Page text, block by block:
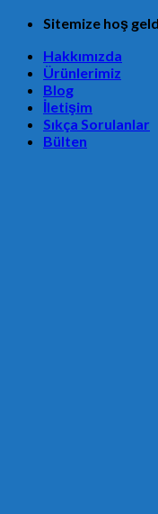
Skip
content
Sitemize hoş
Hakkımızda
Ürünlerimiz
Blog
İletişim
Sıkça Sorulanlar
Bülten